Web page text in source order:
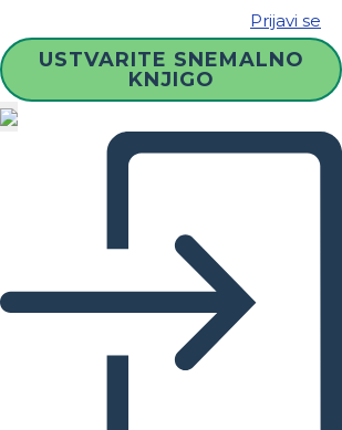
Prijavi se
USTVARITE SNEMALNO
KNJIGO